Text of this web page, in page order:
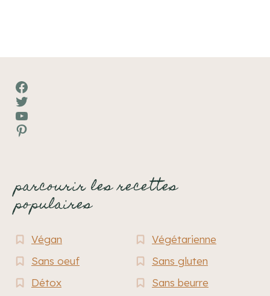
Facebook
Twitter
YouTube
Pinterest
parcourir les recettes
populaires
Végan
Végétarienne
Sans oeuf
Sans gluten
Détox
Sans beurre